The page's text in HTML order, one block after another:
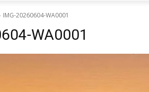
IMG-20260604-WA0001
WA0001